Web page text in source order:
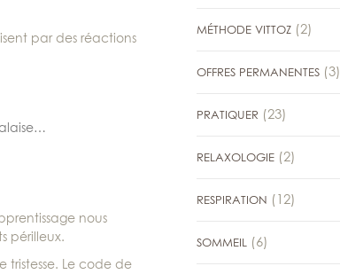
par des réactions
nous
périlleux.
tristesse. Le code de
MÉTHODE VITTOZ(2)
OFFRES PERMANENTES(3)
PRATIQUER (23)
RELAXOLOGIE(2)
RESPIRATION (12)
SOMMEIL (6)